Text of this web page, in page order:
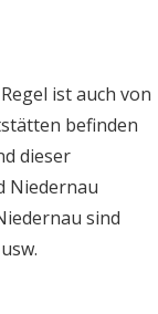
ist auch von
befinden
dieser
Niedernau
sind